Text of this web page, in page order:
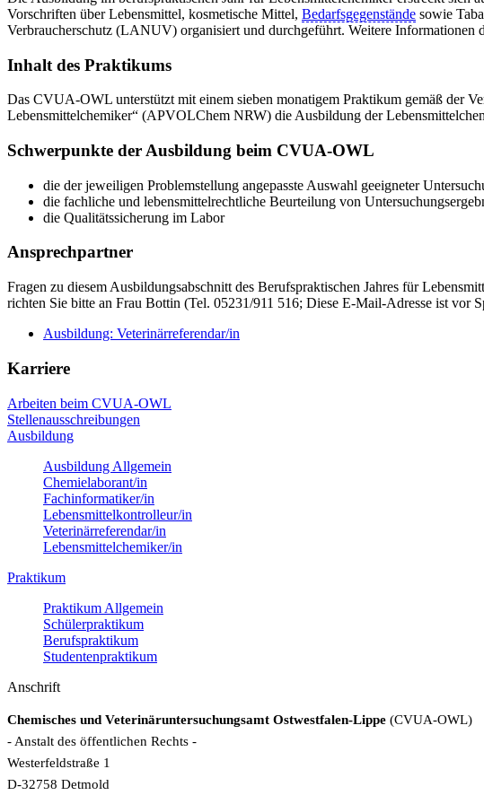
Vorschriften über Lebensmittel, kosmetische Mittel, Bedarfsgegenstände sowie
Verbraucherschutz (LANUV) organisiert und durchgeführt. Weitere Informationen
Inhalt des Praktikums
Das CVUA-OWL unterstützt mit einem sieben monatigem Praktikum gemäß der
Lebensmittelchemiker“ (APVOLChem NRW) die Ausbildung der
Schwerpunkte der Ausbildung beim CVUA-OWL
die der jeweiligen Problemstellung angepasste Auswahl geeigneter
die fachliche und lebensmittelrechtliche Beurteilung von
die Qualitätssicherung im Labor
Ansprechpartner
Fragen zu diesem Ausbildungsabschnitt des Berufspraktischen Jahres für
richten Sie bitte an Frau Bottin (Tel. 05231/911 516; Diese E-Mail-Adresse ist vor
Ausbildung: Veterinärreferendar/in
Karriere
Arbeiten beim CVUA-OWL
Stellenausschreibungen
Ausbildung
Ausbildung Allgemein
Chemielaborant/in
Fachinformatiker/in
Lebensmittelkontrolleur/in
Veterinärreferendar/in
Lebensmittelchemiker/in
Praktikum
Praktikum Allgemein
Schülerpraktikum
Berufspraktikum
Studentenpraktikum
Anschrift
Chemisches und Veterinäruntersuchungsamt Ostwestfalen-Lippe (CVUA-OWL)
- Anstalt des öffentlichen Rechts -
Westerfeldstraße 1
D-32758 Detmold